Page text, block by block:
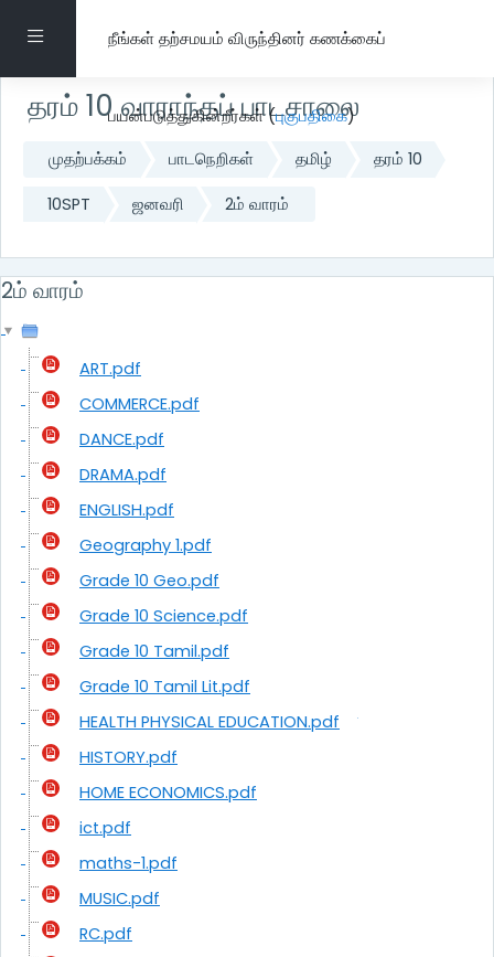
Side panelநீங்கள் தற்சமயம் விருந்தினர் கணக்கைப்
பயன்படுத்துகின்றீர்கள் (புகுபதிகை)
தரம் 10 வாராந்தப் பாடசாலை
முதற்பக்கம் பாடநெறிகள் தமிழ் தரம் 10
10SPT ஜனவரி 2ம் வாரம்
2ம் வாரம்
ART.pdf
COMMERCE.pdf
DANCE.pdf
DRAMA.pdf
ENGLISH.pdf
Geography 1.pdf
Grade 10 Geo.pdf
Grade 10 Science.pdf
Grade 10 Tamil.pdf
Grade 10 Tamil Lit.pdf
HEALTH PHYSICAL EDUCATION.pdf
HISTORY.pdf
HOME ECONOMICS.pdf
ict.pdf
maths-1.pdf
MUSIC.pdf
RC.pdf